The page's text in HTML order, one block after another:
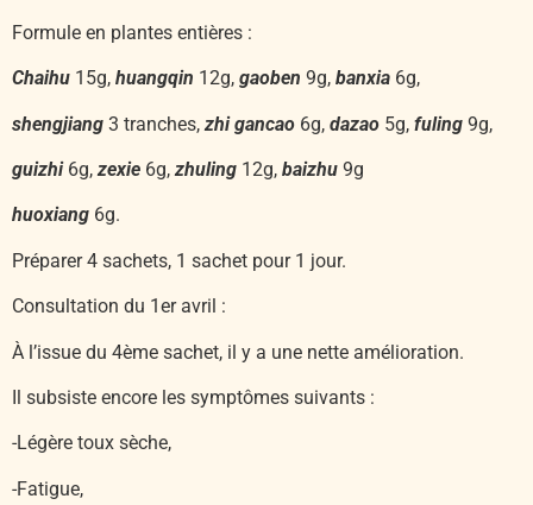
Formule en plantes entières :
Chaihu 15g, huangqin 12g, gaoben 9g, banxia 6g,
shengjiang 3 tranches, zhi gancao 6g, dazao 5g, fuling 9g,
guizhi6g,zexie 6g,zhuling 12g, baizhu 9g
huoxiang 6g.
Préparer 4 sachets, 1 sachet pour 1 jour.
Consultation du 1er avril :
À l’issue du 4ème sachet, il y a une nette amélioration.
Il subsiste encore les symptômes suivants :
-Légère toux sèche,
-Fatigue,